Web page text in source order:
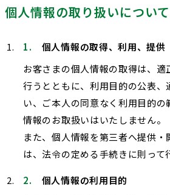
個人情報の取り扱いについて
個人情報の取得、利用、提供
お客さまの個人情報の取得は、適
行うとともに、利用目的の公表、
い、ご本人の同意なく利用目的の
情報のお取扱いはいたしません。
また、個人情報を第三者へ提供・
は、法令の定める手続きに則って
個人情報の利用目的